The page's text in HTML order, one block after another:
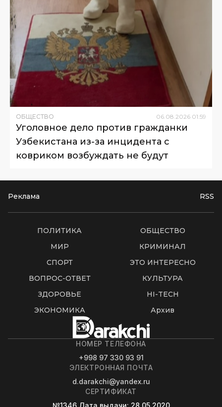
ОБЩЕСТВО 06.08.2026 01:59
Уголовное дело против гражданки
Узбекистана из-за инцидента с
ковриком возбуждать не будут
Реклама RSS
ПОЛИТИКА
ОБЩЕСТВО
МИР
КРИМИНАЛ
СПОРТ
ЭТО ИНТЕРЕСНО
ВОПРОС-ОТВЕТ
КУЛЬТУРА
ЗДОРОВЬЕ
HI-TECH
ЭКОНОМИКА
Архив
НОМЕР ТЕЛЕФОНА
+998 97 330 93 91
ЭЛЕКТРОННАЯ ПОЧТА
d.darakchi@yandex.ru
СЕРТИФИКАТ
№1346 Дата выдачи: 28.05.2020